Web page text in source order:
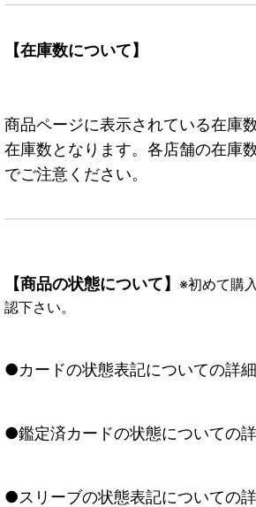
【在庫数について】
商品ページに表示されている在庫
在庫数となります。各店舗の在庫
でご注意ください。
【商品の状態について】 ※初めて購
認下さい。
●カードの状態表記についての詳
●鑑定済カードの状態についての
●スリーブの状態表記についての